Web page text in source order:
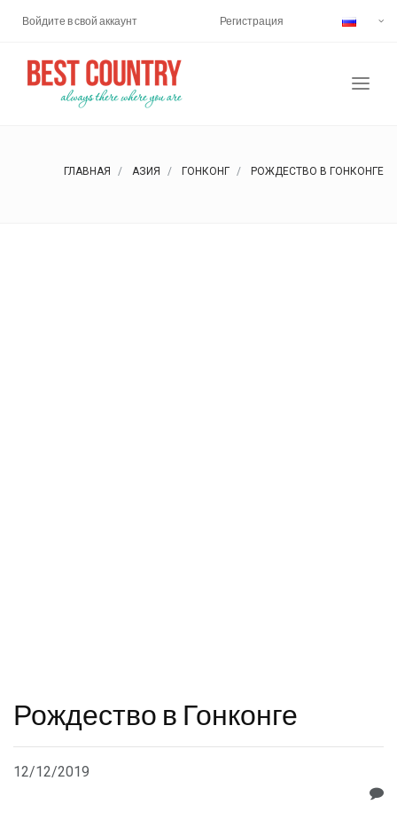
Войдите в свой аккаунт Регистрация
ГЛАВНАЯ АЗИЯ ГОНКОНГ РОЖДЕСТВО В ГОНКОНГЕ
Рождество в Гонконге
12/12/2019